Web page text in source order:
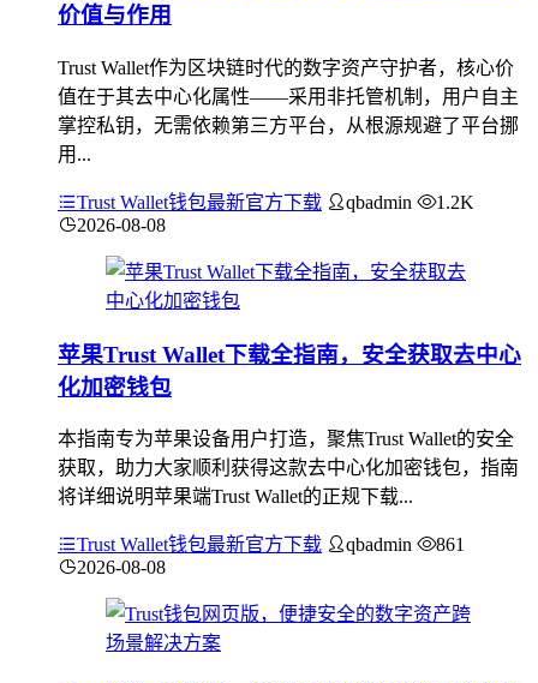
价值与作用
Trust Wallet作为区块链时代的数字资产守护者，核心价
值在于其去中心化属性——采用非托管机制，用户自主
掌控私钥，无需依赖第三方平台，从根源规避了平台挪
用...
Trust Wallet钱包最新官方下载 qbadmin
1.2K
2026-08-08
苹果Trust Wallet下载全指南，安全获取去中心
化加密钱包
本指南专为苹果设备用户打造，聚焦Trust Wallet的安全
获取，助力大家顺利获得这款去中心化加密钱包，指南
将详细说明苹果端Trust Wallet的正规下载...
Trust Wallet钱包最新官方下载 qbadmin
861
2026-08-08